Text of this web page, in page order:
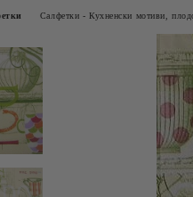
Салфетки - Кухненски мотиви,